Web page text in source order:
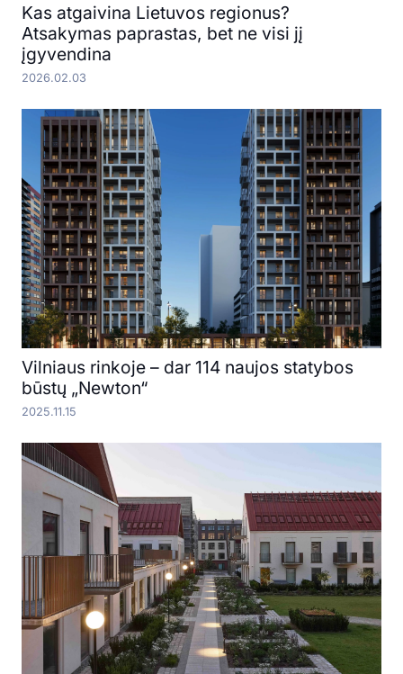
Kas atgaivina Lietuvos regionus?
Atsakymas paprastas, bet ne visi jį
įgyvendina
2026.02.03
Vilniaus rinkoje – dar 114 naujos statybos
būstų „Newton“
2025.11.15